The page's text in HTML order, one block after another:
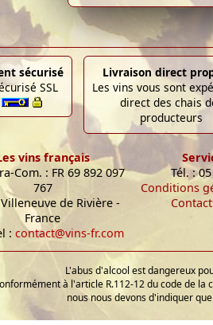
sécurisé
SSL
Livraison direct
Les vins vous sont
direct des chais
producteurs
vins français
Com. : FR 69 892 097
767
de Rivière -
France
: contact@vins-fr.com
Tél. :
Conditions
Contact
L'abus d'alcool est dangereux
à l'article R.112-12 du code de la
nous nous devons d'indiquer